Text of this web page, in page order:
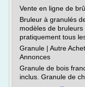
Vente en ligne de
Bruleur à granulés
modèles de
pratiquement tous
Granule | Autre
Annonces
Granule de bois
inclus. Granule de